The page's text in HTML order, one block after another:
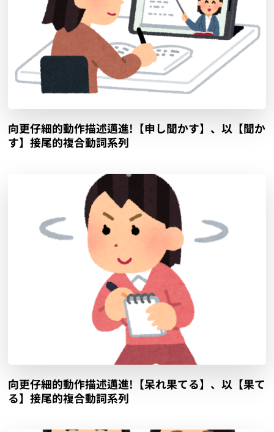
向更仔細的動作描述邁進!【申し聞かす】、以【聞か
す】接尾的複合動詞系列
向更仔細的動作描述邁進!【呆れ果てる】、以【果て
る】接尾的複合動詞系列